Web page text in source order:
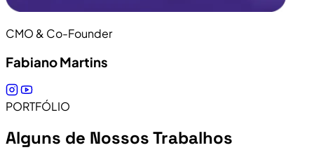
CMO & Co-Founder
Fabiano Martins
PORTFÓLIO
Alguns de Nossos Trabalhos